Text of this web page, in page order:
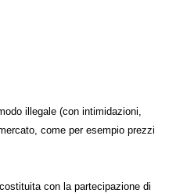
illegale (con intimidazioni,
come per esempio prezzi
con la partecipazione di